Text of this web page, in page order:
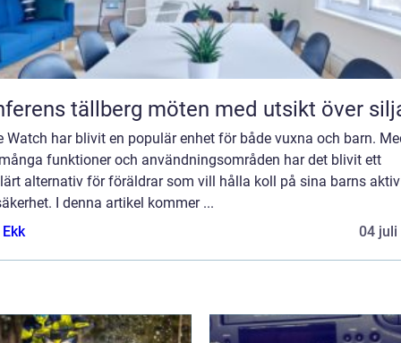
Konferens tällberg möten med utsikt över
Watch har blivit en populär enhet för både vuxna och barn.
funktioner och användningsområden har det blivit ett
alternativ för föräldrar som vill hålla koll på sina barns
I denna artikel kommer ...
04 juli